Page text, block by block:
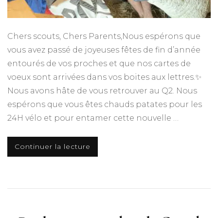
Chers scouts, Chers Parents,Nous espérons que
vous avez passé de joyeuses fêtes de fin d’année
entourés de vos proches et que nos cartes de
voeux sont arrivées dans vos boites aux lettres.✨
Nous avons hâte de vous retrouver au Q2. Nous
espérons que vous êtes chauds patates pour les
24H vélo et pour entamer cette nouvelle …
Continuer la lecture